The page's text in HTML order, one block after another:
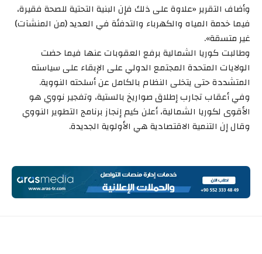
وأضاف التقرير «علاوة على ذلك فإن البنية التحتية للصحة فقيرة،
فيما خدمة المياه والكهرباء والتدفئة في العديد (من المنشآت)
غير متسقة».
وطالبت كوريا الشمالية برفع العقوبات عنها فيما حضت
الولايات المتحدة المجتمع الدولي على الإبقاء على سياسته
المتشددة حتى يتخلى النظام بالكامل عن أسلحته النووية.
وفي أعقاب تجارب إطلاق صواريخ بالستية، وتفجير نووي هو
الأقوى لكوريا الشمالية، أعلن كيم إنجاز برنامج التطوير النووي
وقال إن التنمية الاقتصادية هي الأولوية الجديدة.